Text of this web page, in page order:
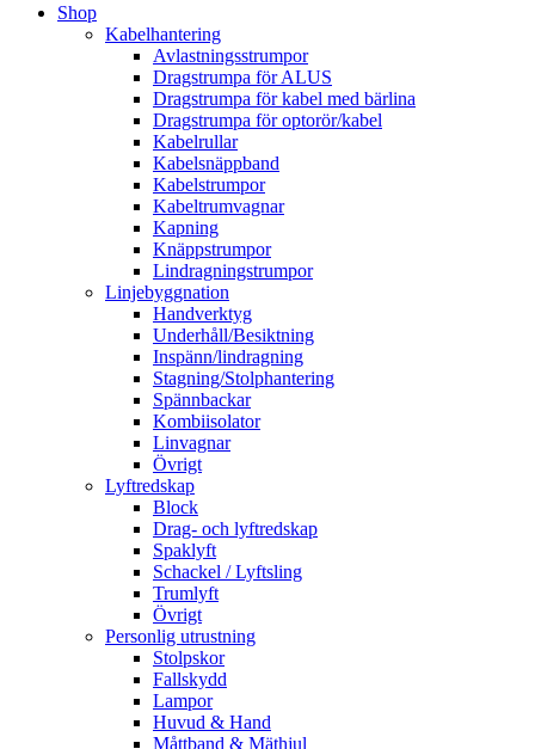
Shop
Kabelhantering
Avlastningsstrumpor
Dragstrumpa för ALUS
Dragstrumpa för kabel med bärlina
Dragstrumpa för optorör/kabel
Kabelrullar
Kabelsnäppband
Kabelstrumpor
Kabeltrumvagnar
Kapning
Knäppstrumpor
Lindragningstrumpor
Linjebyggnation
Handverktyg
Underhåll/Besiktning
Inspänn/lindragning
Stagning/Stolphantering
Spännbackar
Kombiisolator
Linvagnar
Övrigt
Lyftredskap
Block
Drag- och lyftredskap
Spaklyft
Schackel / Lyftsling
Trumlyft
Övrigt
Personlig utrustning
Stolpskor
Fallskydd
Lampor
Huvud & Hand
Måttband & Mäthjul